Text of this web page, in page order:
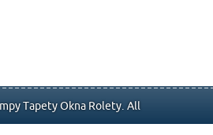
Tapety Okna Rolety. All